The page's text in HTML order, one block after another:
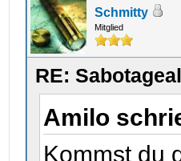
Schmitty
Mitglied
RE:
Amilo
Kommst du